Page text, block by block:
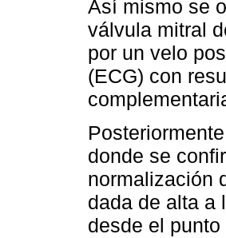
Así mismo se
válvula mitral
por un velo
(ECG) con
donde se
normalización
dada de alta a
desde el